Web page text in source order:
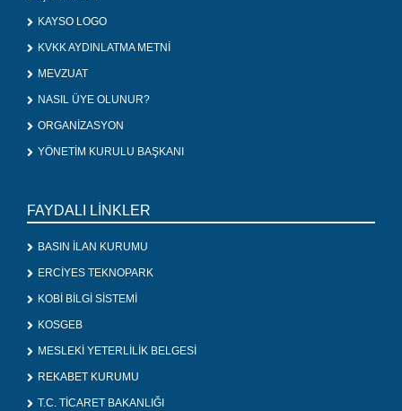
KAYSO LOGO
KVKK AYDINLATMA METNİ
MEVZUAT
NASIL ÜYE OLUNUR?
ORGANİZASYON
YÖNETİM KURULU BAŞKANI
FAYDALI LİNKLER
BASIN İLAN KURUMU
ERCİYES TEKNOPARK
KOBİ BİLGİ SİSTEMİ
KOSGEB
MESLEKİ YETERLİLİK BELGESİ
REKABET KURUMU
T.C. TİCARET BAKANLIĞI